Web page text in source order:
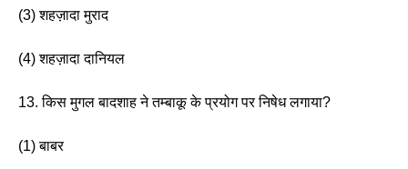
(3) शहज़ादा मुराद
(4) शहज़ादा दानियल
13. किस मुगल बादशाह ने तम्बाकू के प्रयोग पर निषेध लगाया?
(1) बाबर